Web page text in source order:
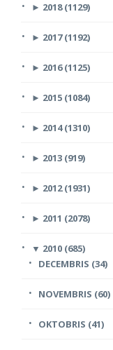
► 2018 (1129)
► 2017 (1192)
► 2016 (1125)
► 2015 (1084)
► 2014 (1310)
► 2013 (919)
► 2012 (1931)
► 2011 (2078)
▼ 2010 (685)
DECEMBRIS (34)
NOVEMBRIS (60)
OKTOBRIS (41)